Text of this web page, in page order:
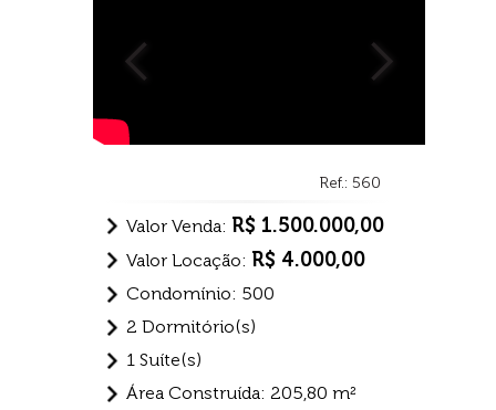
Ref.: 560
Valor Venda: R$ 1.500.000,00
Valor Locação: R$ 4.000,00
Condomínio: 500
2 Dormitório(s)
1 Suíte(s)
Área Construída: 205,80 m²